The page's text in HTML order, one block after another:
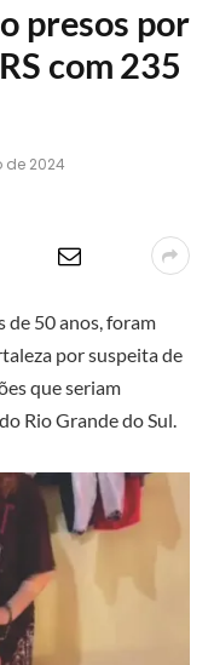
presos por
com 235
de 2024
de 50 anos, foram
por suspeita de
que seriam
Rio Grande do Sul.